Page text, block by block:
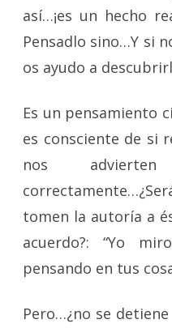
así…¡es un hecho
Pensadlo sino…Y si
os ayudo a
Es un pensamiento
es consciente de si
nos
tomen la autoría a
acuerdo?: “Yo
pensando en tus
Pero…¿no se